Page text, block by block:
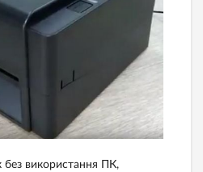
без використання ПК,